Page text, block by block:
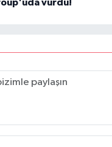
vurdu!